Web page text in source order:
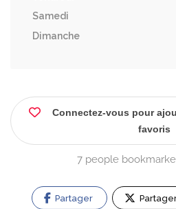
Samedi
Dimanche
Connectez-vous pour
favoris
7 people
Partager